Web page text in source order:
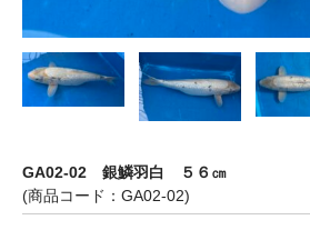
GA02-02 銀鱗羽白 ５６㎝
(商品コード：GA02-02)